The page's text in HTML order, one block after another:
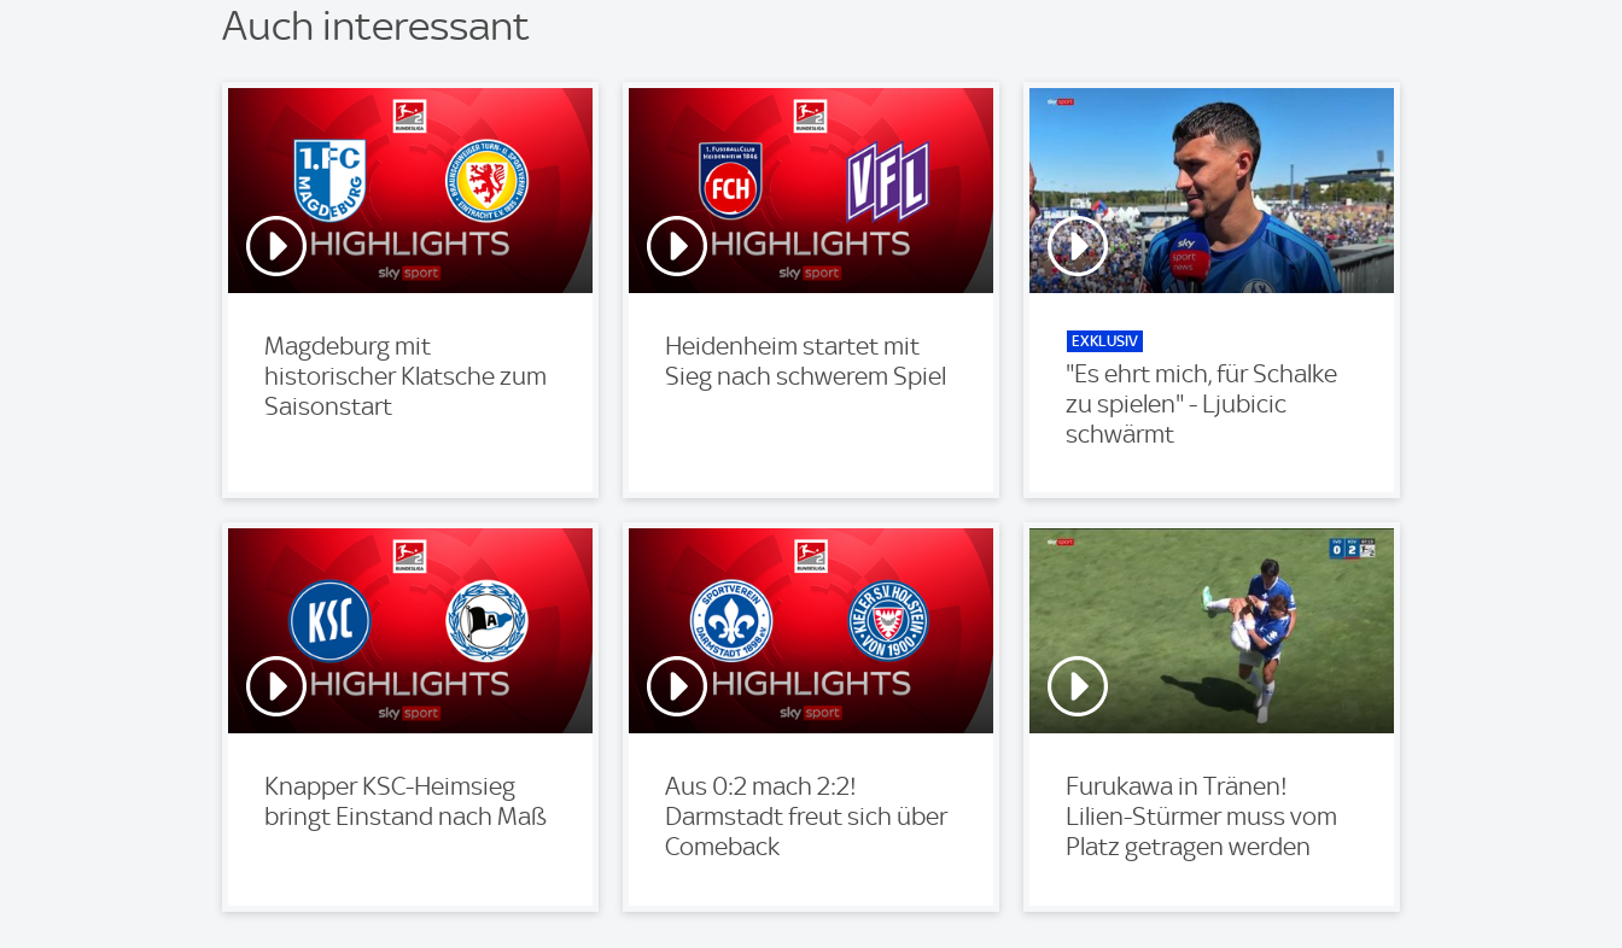
Auch interessant
Magdeburg mit
historischer Klatsche zum
Saisonstart
Heidenheim startet mit
Sieg nach schwerem Spiel
EXKLUSIV
"Es ehrt mich, für Schalke
zu spielen" - Ljubicic
schwärmt
Knapper KSC-Heimsieg
bringt Einstand nach Maß
Aus 0:2 mach 2:2!
Darmstadt freut sich über
Comeback
Furukawa in Tränen!
Lilien-Stürmer muss vom
Platz getragen werden